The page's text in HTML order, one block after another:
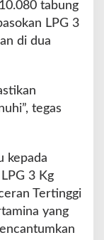
tabung
LPG 3
di dua
tegas
kepada
3 Kg
Tertinggi
yang